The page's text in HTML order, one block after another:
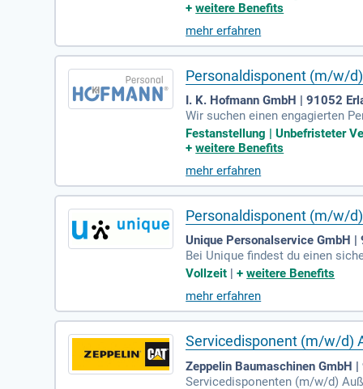
entscheidende Rolle in der
n unserem dynamischen Team
+weitere Benefits
mehr erfahren
Personaldisponent (m/w/
I. K. Hofmann GmbH | 91052
Wir suchen einen engagierten
n bieten sich Ihnen
eugen mit Fachkompetenz.
hlossene kaufmännische
Festanstellung | Unbefristeter
+weitere Benefits
mehr erfahren
Personaldisponent (m/w/d)
Unique Personalservice GmbH
Bei Unique findest du einen
en, denn deine Zukunft ist
sgespräche, um die besten
g oder im Vertrieb verfügst,
Vollzeit |+weitere Benefits
mehr erfahren
Servicedisponent (m/w/d)
Zeppelin Baumaschinen GmbH
Servicedisponenten (m/w/d)